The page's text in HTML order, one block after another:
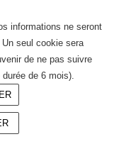
informations ne seront
seul cookie sera
de ne pas suivre
de 6 mois).